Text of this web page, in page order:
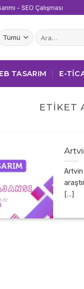
- SEO Çalışması
Ara:
TASARIM E-
ETIKET
[...]